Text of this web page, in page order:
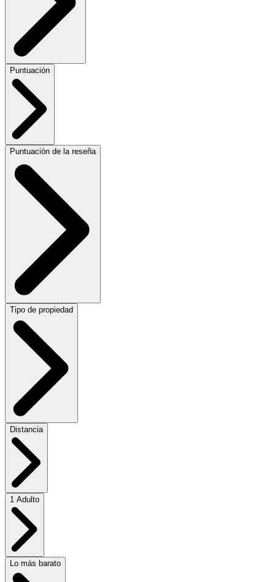
Puntuación
Puntuación de la reseña
Tipo de propiedad
Distancia
1 Adulto
Lo más barato